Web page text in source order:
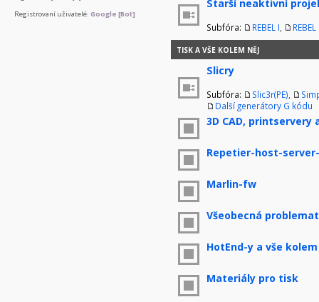
Registrovaní uživatelé: Google [Bot]
Starší neaktivní
Subfóra: REBEL I REBEL
TISK A VŠE KOLEM NĚJ
Slicry
Subfóra: Slic3r(PE)
Další generátory G kódu
3D CAD, printservery
Repetier-host-
Marlin-fw
Všeobecná
HotEnd-y a vše kolem
Materiály pro tisk